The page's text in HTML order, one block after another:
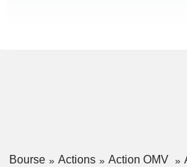
Bourse Actions Action OMV